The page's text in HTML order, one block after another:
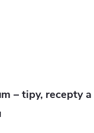
– tipy, recepty a